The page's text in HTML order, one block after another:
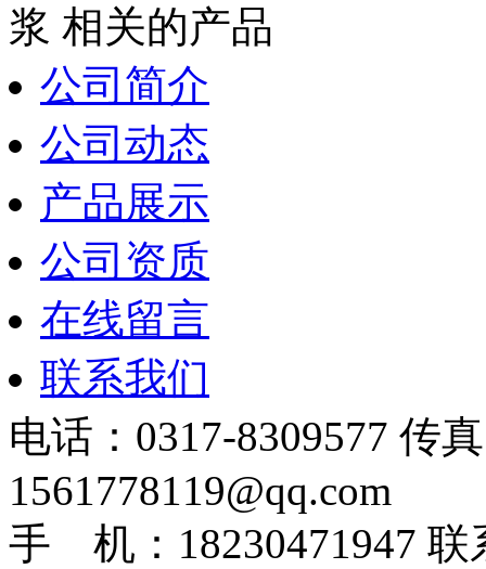
浆 相关的产品
公司简介
公司动态
产品展示
公司资质
在线留言
联系我们
电话：0317-8309577 传
1561778119@qq.com
手 机：18230471947